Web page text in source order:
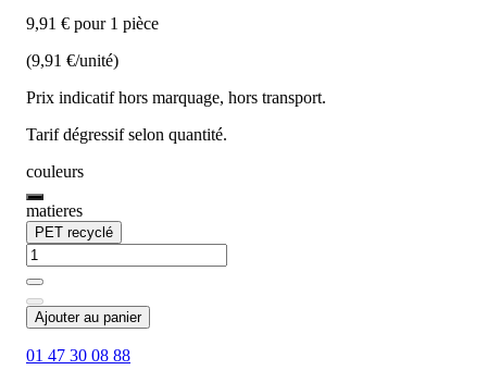
9,91 € pour 1 pièce
(9,91 €/unité)
Prix indicatif hors marquage, hors transport.
Tarif dégressif selon quantité.
couleurs
matieres
PET recyclé
Ajouter au panier
01 47 30 08 88